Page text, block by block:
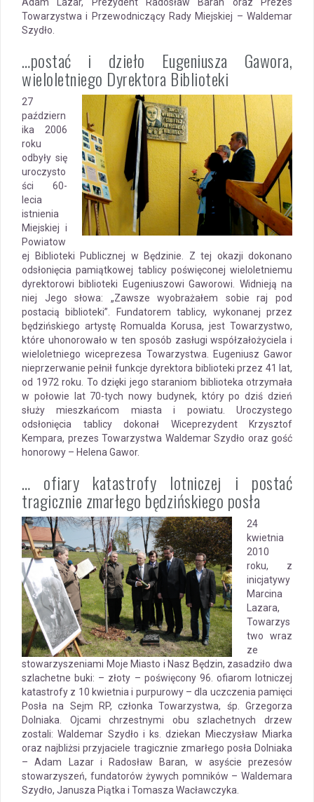
Towarzystwa i Przewodniczący Rady Miejskiej – Waldemar
Szydło.
…postać i dzieło Eugeniusza Gawora,
wieloletniego Dyrektora Biblioteki
27
październ
ika 2006
roku
odbyły się
uroczysto
ści 60-
lecia
istnienia
Miejskiej i
Powiatow
ej Biblioteki Publicznej w Będzinie. Z tej okazji dokonano
odsłonięcia pamiątkowej tablicy poświęconej wieloletniemu
dyrektorowi biblioteki Eugeniuszowi Gaworowi. Widnieją na
niej Jego słowa: „Zawsze wyobrażałem sobie raj pod
postacią biblioteki”. Fundatorem tablicy, wykonanej przez
będzińskiego artystę Romualda Korusa, jest Towarzystwo,
które uhonorowało w ten sposób zasługi współzałożyciela i
wieloletniego wiceprezesa Towarzystwa. Eugeniusz Gawor
nieprzerwanie pełnił funkcje dyrektora biblioteki przez 41 lat,
od 1972 roku. To dzięki jego staraniom biblioteka otrzymała
w połowie lat 70-tych nowy budynek, który po dziś dzień
służy mieszkańcom miasta i powiatu. Uroczystego
odsłonięcia tablicy dokonał Wiceprezydent Krzysztof
Kempara, prezes Towarzystwa Waldemar Szydło oraz gość
honorowy – Helena Gawor.
… ofiary katastrofy lotniczej i postać
tragicznie zmarłego będzińskiego posła
24
kwietnia
2010
roku, z
inicjatywy
Marcina
Lazara,
Towarzys
two wraz
ze
stowarzyszeniami Moje Miasto i Nasz Będzin, zasadziło dwa
szlachetne buki: – złoty – poświęcony 96. ofiarom lotniczej
katastrofy z 10 kwietnia i purpurowy – dla uczczenia pamięci
Posła na Sejm RP, członka Towarzystwa, śp. Grzegorza
Dolniaka. Ojcami chrzestnymi obu szlachetnych drzew
zostali: Waldemar Szydło i ks. dziekan Mieczysław Miarka
oraz najbliżsi przyjaciele tragicznie zmarłego posła Dolniaka
– Adam Lazar i Radosław Baran, w asyście prezesów
stowarzyszeń, fundatorów żywych pomników – Waldemara
Szydło, Janusza Piątka i Tomasza Wacławczyka.